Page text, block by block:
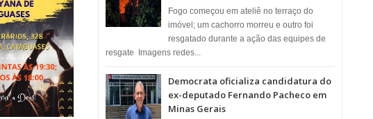
​Fogo começou em ateliê no terraço do
imóvel; um cachorro morreu e outro foi
resgatado durante a ação das equipes de
resgate ​ Imagens redes...
Democrata oficializa candidatura do
ex-deputado Fernando Pacheco em
Minas Gerais